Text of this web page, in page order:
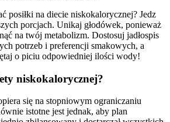
posiłki na diecie niskokalorycznej? Jedz
porcjach. Unikaj głodówek, ponieważ
na twój metabolizm. Dostosuj jadłospis
potrzeb i preferencji smakowych, a
o piciu odpowiedniej ilości wody!
niskokalorycznej?
się na stopniowym ograniczaniu
istotne jest jednak, aby plan